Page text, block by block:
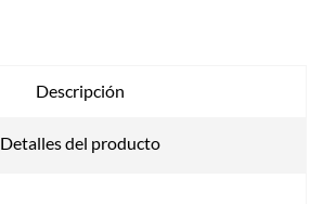
Descripción
Detalles del producto